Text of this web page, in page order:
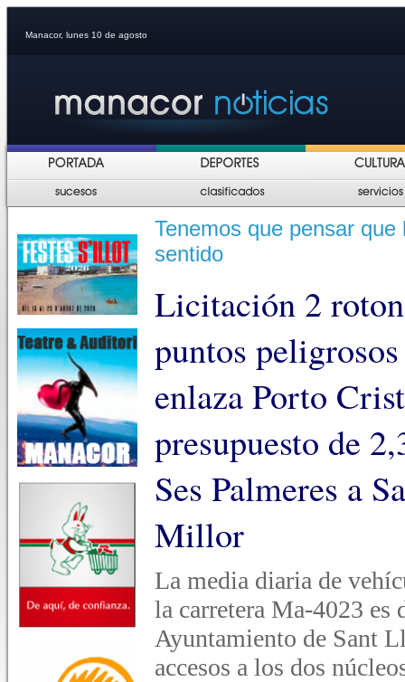
Manacor, lunes 10 de agosto
Tenemos que pensar
sentido
Licitación 2
puntos
enlaza Porto
presupuesto de
Ses Palmeres a
Millor
La media diaria de
la carretera Ma-4023 es
Ayuntamiento de Sant
accesos a los dos